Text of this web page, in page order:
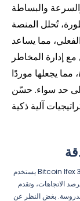
والبساطة
تُحلل المنصة
مما يساعد
إدارة المخاطر
مما يجعلها موردًا
على حد سواء. حسّن
يستخدم Bitcoin Ifex 360 Ai خوارزميات الذكاء الاصطناعي لمعالجة بيانات السوق
الاتجاهات، وتقدم
بغض النظر عن